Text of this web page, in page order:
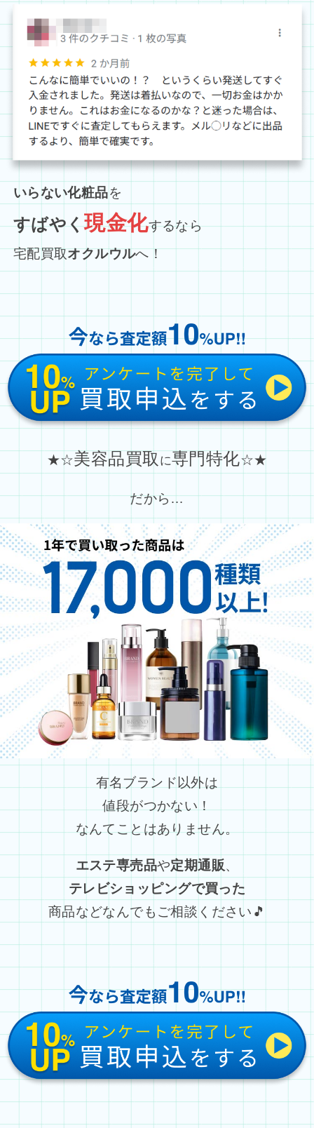
いらない化粧品を
すばやく現金化するなら
宅配買取オクルウルへ！
★☆美容品買取 に専門特化☆★
だから…
有名ブランド以外は
値段がつかない！
なんてことはありません。
エステ専売品や定期通販、
テレビショッピングで買った
商品などなんでもご相談ください🎵